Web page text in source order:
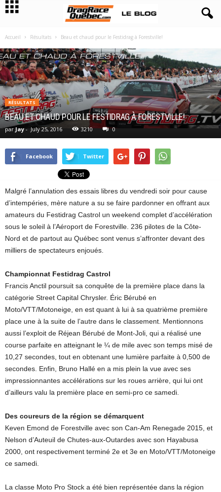
Accueil Résultats Beau et chaud pour le Festidrag à Forestville!
RÉSULTATS
BEAU ET CHAUD POUR LE FESTIDRAG À FORESTVILLE!
par Jay - July 25, 2016 3210 0
Facebook Twitter
Malgré l’annulation des essais libres du vendredi soir pour cause
d’intempéries, mère nature a su se faire pardonner en offrant aux
amateurs du Festidrag Castrol un weekend complet d’accélération
sous le soleil à l’Aéroport de Forestville. 236 pilotes de la Côte-
Nord et de partout au Québec sont venus s’affronter devant des
milliers de spectateurs enjoués.
Championnat Festidrag Castrol
Francis Anctil poursuit sa conquête de la première place dans la
catégorie Street Capital Chrysler. Éric Bérubé en
Moto/VTT/Motoneige, en est quant à lui à sa quatrième première
place une à la suite de l’autre dans le classement. Mentionnons
aussi l’exploit de Réjean Bérubé de Mont-Joli, qui a réalisé une
course parfaite en atteignant le ¼ de mile avec son temps misé de
10,27 secondes, tout en obtenant une lumière parfaite à 0,500 de
secondes. Enfin, Bruno Hallé en a mis plein la vue avec ses
impressionnantes accélérations sur les roues arrière, qui lui ont
d’ailleurs valu la première place en semi-pro ce samedi.
Des coureurs de la région se démarquent
Keven Emond de Forestville avec son Can-Am Renegade 2015, et
Nelson d’Auteuil de Chutes-aux-Outardes avec son Hayabusa
2000, ont respectivement terminé 2e et 3e en Moto/VTT/Motoneige
ce samedi.
La classe Moto Pro Stock a été bien représentée dans la région